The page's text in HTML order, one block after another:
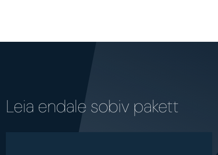
Leia endale sobiv pakett